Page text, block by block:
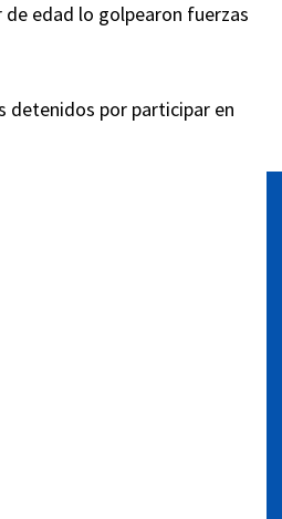
de edad lo golpearon fuerzas
detenidos por participar en